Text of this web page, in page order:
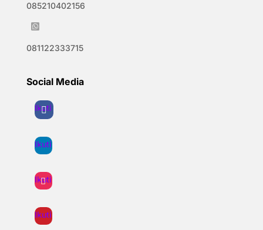
085210402156

081122333715
Social Media
Ikuti
Ikuti
Ikuti
Ikuti